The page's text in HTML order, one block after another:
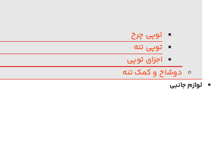
توپی چرخ
توپی تنه
اجزای توپی
دوشاخ و کمک تنه
لوازم جانبی